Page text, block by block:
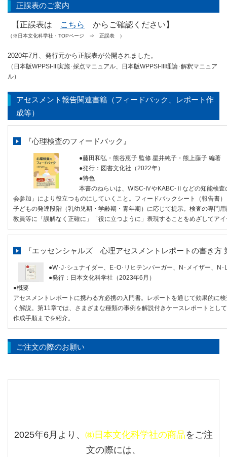
正誤表のご案内
【正誤表は こちら からご確認ください】
（※日本文化科学社・TOPページ ⇒ 正誤表 ）
2020年7月、発行元から正誤表が公開されました。
（日本版WPPSI-III実施･採点マニュアル、日本版WPPSI-III理論･解釈マニュア
ル）
アセスメント報告関連書籍（フィードバック、レポート作
成等）
『心理検査のフィードバック』
●藤田和弘・熊谷恵子 監修 星井純子・熊上藤子 編著
●発行：図書文化社（2022年）
●特色
本書のねらいは、WISC-ⅣやKABC-Ⅱなどの知能検査
会参加」により役立つものにしていくこと。フィードバックシート（報告書
子どもの発達段階（乳幼児期・学齢期・青年期）に応じて提示。検査の専門
教員等に「誤解なく正確に」「役に立つように」表現することをめざしてア
『エッセンシャルズ 心理アセスメントレポートの書き方
●W･J･シュナイダー、E･O･リヒテンバーガー、N･メイザー、
●発行：日本文化科学社（2023年6月）
●概要
アセスメントレポートに携わる方必携の入門書。レポートを通じて効果的に
く解説。第11章では、さまざまな種類の事例を解説付きケースレポートとし
作成手順までを紹介。
ご注文の際のお願い
2025年6月より、 ㈱日本文化科学社の商品をご注
文の際には、